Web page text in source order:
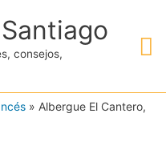
consejos,
» Albergue El Cantero,